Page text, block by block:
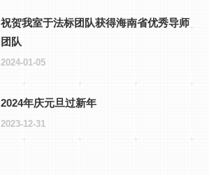
祝贺我室于法标团队获得海南省优秀导师
团队
2024-01-05
2024年庆元旦过新年
2023-12-31